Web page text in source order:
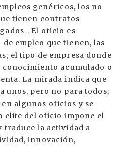
genéricos, los no
tienen contratos
. El oficio es
empleo que tienen, las
el tipo de empresa donde
conocimiento acumulado o
La mirada indica que
unos, pero no para todos;
algunos oficios y se
elite del oficio impone el
la actividad a
innovación,